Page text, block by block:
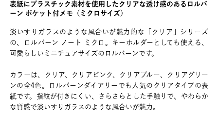
表紙にプラスチック素材を使用したクリアな透け感のあるロルバ
ーン ポケット付メモ（ミクロサイズ）
淡いすりガラスのような風合いが魅力的な「クリア」シリーズ
の、ロルバーン ノート ミクロ。キーホルダーとしても使える、
可愛らしいミニチュアサイズのロルバーンです。
カラーは、クリア、クリアピンク、クリアブルー、クリアグリー
ンの全4色。ロルバーンダイアリーでも人気のクリアタイプの表
紙です。指紋が付きにくい、さらさらとした手触りで、やわらか
な質感で淡いすりガラスのような風合いが魅力。